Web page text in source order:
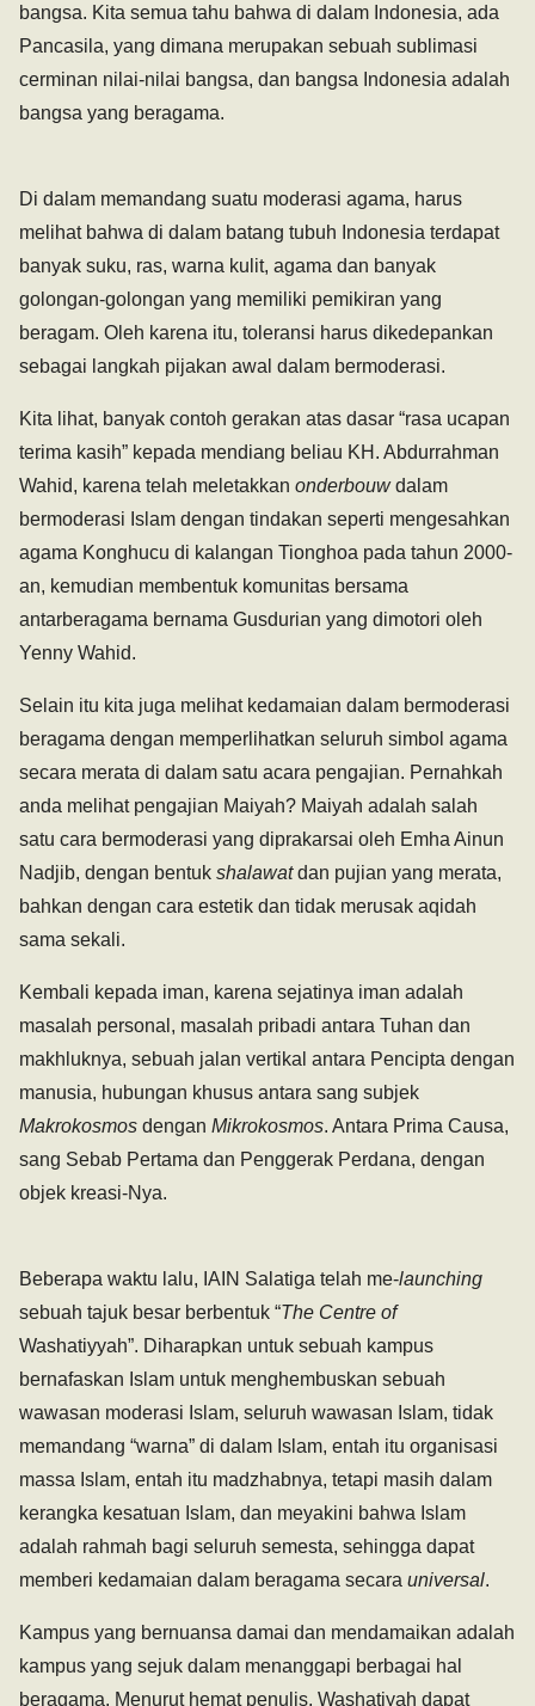
bangsa. Kita semua tahu bahwa di dalam Indonesia, ada
Pancasila, yang dimana merupakan sebuah sublimasi
cerminan nilai-nilai bangsa, dan bangsa Indonesia adalah
bangsa yang beragama.
Di dalam memandang suatu moderasi agama, harus
melihat bahwa di dalam batang tubuh Indonesia terdapat
banyak suku, ras, warna kulit, agama dan banyak
golongan-golongan yang memiliki pemikiran yang
beragam. Oleh karena itu, toleransi harus dikedepankan
sebagai langkah pijakan awal dalam bermoderasi.
Kita lihat, banyak contoh gerakan atas dasar “rasa ucapan
terima kasih” kepada mendiang beliau KH. Abdurrahman
Wahid, karena telah meletakkan onderbouwdalam
bermoderasi Islam dengan tindakan seperti mengesahkan
agama Konghucu di kalangan Tionghoa pada tahun 2000-
an, kemudian membentuk komunitas bersama
antarberagama bernama Gusdurian yang dimotori oleh
Yenny Wahid.
Selain itu kita juga melihat kedamaian dalam bermoderasi
beragama dengan memperlihatkan seluruh simbol agama
secara merata di dalam satu acara pengajian. Pernahkah
anda melihat pengajian Maiyah? Maiyah adalah salah
satu cara bermoderasi yang diprakarsai oleh Emha Ainun
Nadjib, dengan bentuk shalawatdan pujian yang merata,
bahkan dengan cara estetik dan tidak merusak aqidah
sama sekali.
Kembali kepada iman, karena sejatinya iman adalah
masalah personal, masalah pribadi antara Tuhan dan
makhluknya, sebuah jalan vertikal antara Pencipta dengan
manusia, hubungan khusus antara sang subjek
Makrokosmos dengan Mikrokosmos. Antara Prima Causa,
sang Sebab Pertama dan Penggerak Perdana, dengan
objek kreasi-Nya.
Beberapa waktu lalu, IAIN Salatiga telah me-launching
sebuah tajuk besar berbentuk “The Centre of
Washatiyyah”. Diharapkan untuk sebuah kampus
bernafaskan Islam untuk menghembuskan sebuah
wawasan moderasi Islam, seluruh wawasan Islam, tidak
memandang “warna” di dalam Islam, entah itu organisasi
massa Islam, entah itu madzhabnya, tetapi masih dalam
kerangka kesatuan Islam, dan meyakini bahwa Islam
adalah rahmah bagi seluruh semesta, sehingga dapat
memberi kedamaian dalam beragama secara universal.
Kampus yang bernuansa damai dan mendamaikan adalah
kampus yang sejuk dalam menanggapi berbagai hal
beragama. Menurut hemat penulis, Washatiyah dapat